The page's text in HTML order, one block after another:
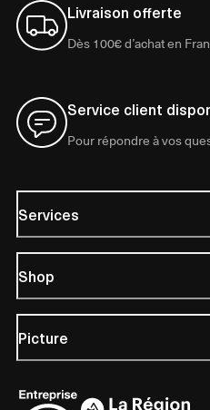
Livraison offerte
Dès 100€ d’achat en
Service client
Pour répondre à vos
Services
Shop
Picture